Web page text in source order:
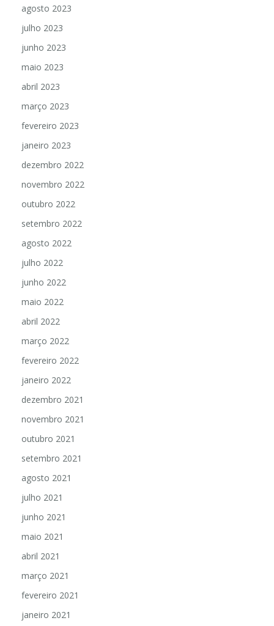
agosto 2023
julho 2023
junho 2023
maio 2023
abril 2023
março 2023
fevereiro 2023
janeiro 2023
dezembro 2022
novembro 2022
outubro 2022
setembro 2022
agosto 2022
julho 2022
junho 2022
maio 2022
abril 2022
março 2022
fevereiro 2022
janeiro 2022
dezembro 2021
novembro 2021
outubro 2021
setembro 2021
agosto 2021
julho 2021
junho 2021
maio 2021
abril 2021
março 2021
fevereiro 2021
janeiro 2021